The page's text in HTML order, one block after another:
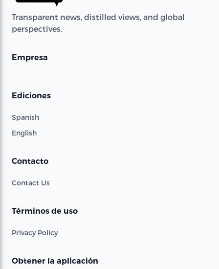
Transparent news, distilled views, and global
perspectives.
Empresa
Ediciones
Spanish
English
Contacto
Contact Us
Términos de uso
Privacy Policy
Obtener la aplicación